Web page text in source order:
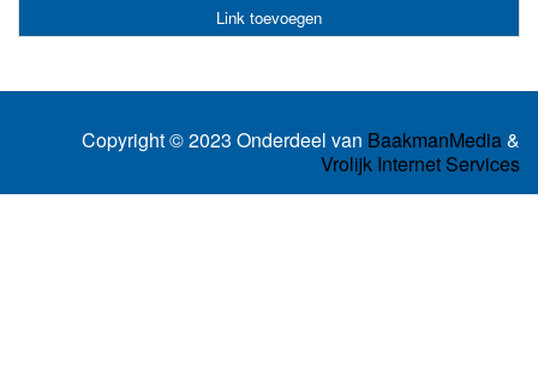
Link toevoegen
Copyright © 2023 Onderdeel van BaakmanMedia&
Vrolijk Internet Services